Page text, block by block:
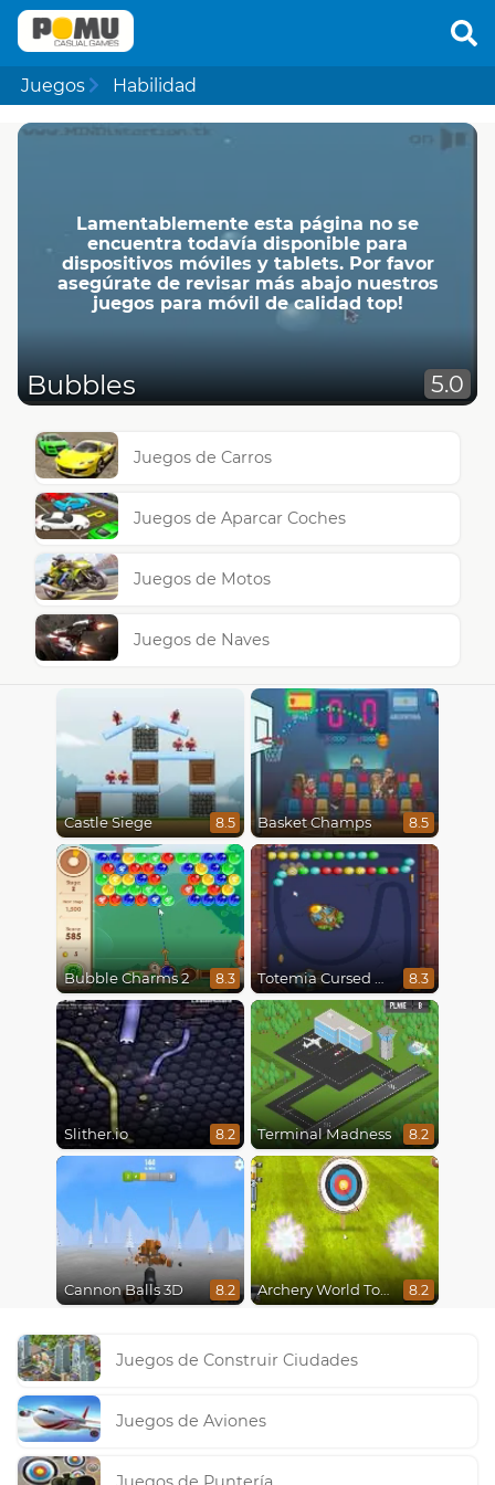
Juegos Habilidad
Lamentablemente esta página no se
encuentra todavía disponible para
dispositivos móviles y tablets. Por favor
asegúrate de revisar más abajo nuestros
juegos para móvil de calidad top!
Bubbles 5.0
Juegos de Carros
Juegos de Aparcar Coches
Juegos de Motos
Juegos de Naves
Castle Siege 8.5 Basket Champs 8.5
Bubble Charms 2 8.3 Totemia Cursed Marbles 8.3
Slither.io 8.2 Terminal Madness 8.2
Cannon Balls 3D 8.2 Archery World Tour 8.2
Juegos de Construir Ciudades
Juegos de Aviones